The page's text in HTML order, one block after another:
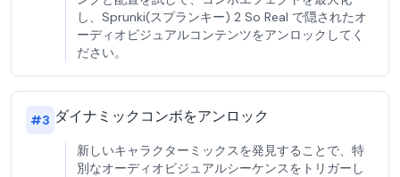
し、Sprunki(スプランキー) 2 So Real で隠されたオ
ーディオビジュアルコンテンツをアンロックしてく
ださい。
#3 ダイナミックコンボをアンロック
新しいキャラクターミックスを発見することで、特
別なオーディオビジュアルシーケンスをトリガーし